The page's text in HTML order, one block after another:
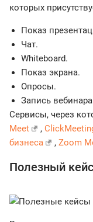
которых
Показ
Чат.
Whiteboard.
Показ экрана.
Опросы.
Запись
Сервисы, через
Meet
,
бизнеса
, Zoom
Полезный кейс